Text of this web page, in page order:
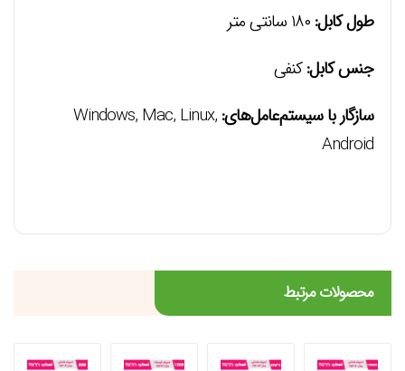
طول کابل:
جنس کابل:کنفی
سازگار با سیستم‌عامل‌های: Windows, Mac, Linux,
Android
محصولات مرتبط